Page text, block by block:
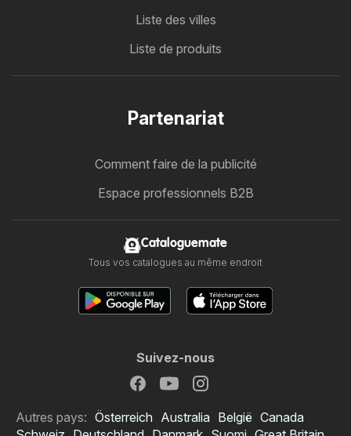
Liste des villes
Liste de produits
Partenariat
Comment faire de la publicité
Espace professionnels B2B
Cataloguemate
Tous vos catalogues au même endroit
Suivez-nous
Autres pays: Österreich Australia België Canada